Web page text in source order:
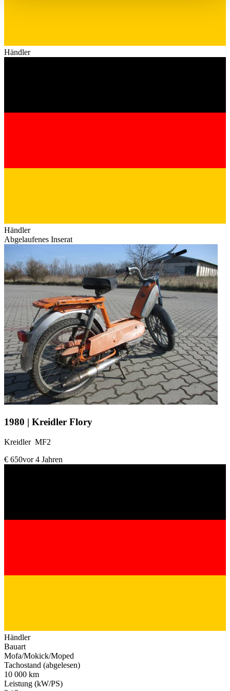
Händler
Händler
Abgelaufenes Inserat
1980 | Kreidler Flory
Kreidler MF2
€ 650vor 4 Jahren
Händler
Bauart
Mofa/Mokick/Moped
Tachostand (abgelesen)
10 000 km
Leistung (kW/PS)